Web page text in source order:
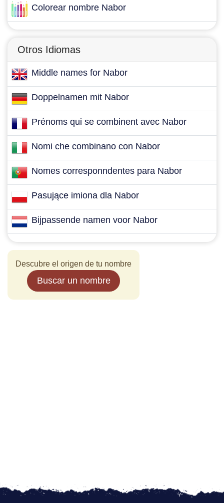
Colorear nombre Nabor
Otros Idiomas
Middle names for Nabor
Doppelnamen mit Nabor
Prénoms qui se combinent avec Nabor
Nomi che combinano con Nabor
Nomes corresponndentes para Nabor
Pasujące imiona dla Nabor
Bijpassende namen voor Nabor
Descubre el origen de tu nombre
Buscar un nombre